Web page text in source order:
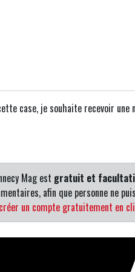
case, je souhaite recevoir
Mag est gratuit et
afin que personne ne
créer un compte gratuitement en